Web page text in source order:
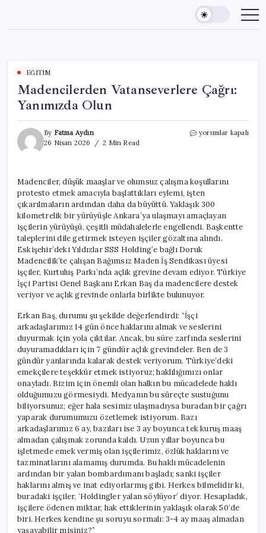
content
EĞITIM
Madencilerden Vatanseverlere Çağrı:
Yanımızda Olun
By Fatma Aydın
26 Nisan 2026
2 Min Read
Madencilerden
için
yorumlar kapalı
Madenciler, düşük maaşlar ve olumsuz çalışma koşullarını
protesto etmek amacıyla başlattıkları eylemi, işten
çıkarılmaların ardından daha da büyüttü. Yaklaşık 300
kilometrelik bir yürüyüşle Ankara’ya ulaşmayı amaçlayan
işçilerin yürüyüşü, çeşitli müdahalelerle engellendi. Başkentte
taleplerini dile getirmek isteyen işçiler gözaltına alındı.
Eskişehir’deki Yıldızlar SSS Holding’e bağlı Doruk
Madencilik’te çalışan Bağımsız Maden İş Sendikası üyesi
işçiler, Kurtuluş Parkı’nda açlık grevine devam ediyor. Türkiye
İşçi Partisi Genel Başkanı Erkan Baş da madencilere destek
veriyor ve açlık grevinde onlarla birlikte bulunuyor.
Erkan Baş, durumu şu şekilde değerlendirdi: “İşçi
arkadaşlarımız 14 gün önce haklarını almak ve seslerini
duyurmak için yola çıktılar. Ancak, bu süre zarfında seslerini
duyuramadıkları için 7 gündür açlık grevindeler. Ben de 3
gündür yanlarında kalarak destek veriyorum. Türkiye’deki
emekçilere teşekkür etmek istiyoruz; haklılığımızı onlar
onayladı. Bizim için önemli olan halkın bu mücadelede haklı
olduğumuzu görmesiydi. Medyanın bu süreçte sustuğunu
biliyorsunuz; eğer hala sesimiz ulaşmadıysa buradan bir çağrı
yaparak durumumuzu özetlemek istiyorum. Bazı
arkadaşlarımız 6 ay, bazıları ise 3 ay boyunca tek kuruş maaş
almadan çalışmak zorunda kaldı. Uzun yıllar boyunca bu
işletmede emek vermiş olan işçilerimiz, özlük haklarını ve
tazminatlarını alamamış durumda. Bu haklı mücadelenin
ardından bir yalan bombardımanı başladı; sanki işçiler
haklarını almış ve inat ediyorlarmış gibi. Herkes bilmelidir ki,
buradaki işçiler, ‘Holdingler yalan söylüyor’ diyor. Hesapladık,
işçilere ödenen miktar, hak ettiklerinin yaklaşık olarak 50’de
biri. Herkes kendine şu soruyu sormalı: 3-4 ay maaş almadan
yaşayabilir misiniz?”